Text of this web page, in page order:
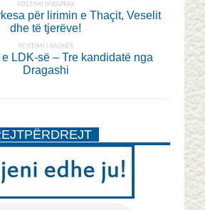
POSTIMI PARAPRAK
për lirimin e Thaçit, Veselit
dhe të tjerëve!
POSTIMI I RADHËS
e LDK-së – Tre kandidatë nga
Dragashi